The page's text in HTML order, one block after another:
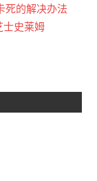
死的解决办法
士史莱姆